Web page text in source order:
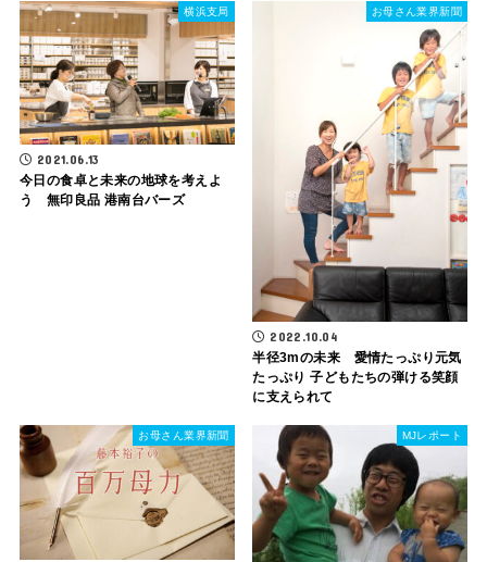
横浜支局
2021.06.13
今日の食卓と未来の地球を考えよ
う 無印良品 港南台バーズ
お母さん業界新聞
2022.10.04
半径3mの未来 愛情たっぷり元気
たっぷり 子どもたちの弾ける笑顔
に支えられて
お母さん業界新聞 MJレポート